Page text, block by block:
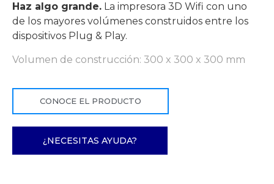
Haz algo grande. La impresora 3D Wifi con uno
de los mayores volúmenes construidos entre los
dispositivos Plug & Play.
Volumen de construcción: 300 x 300 x 300 mm
CONOCE EL PRODUCTO
¿NECESITAS AYUDA?